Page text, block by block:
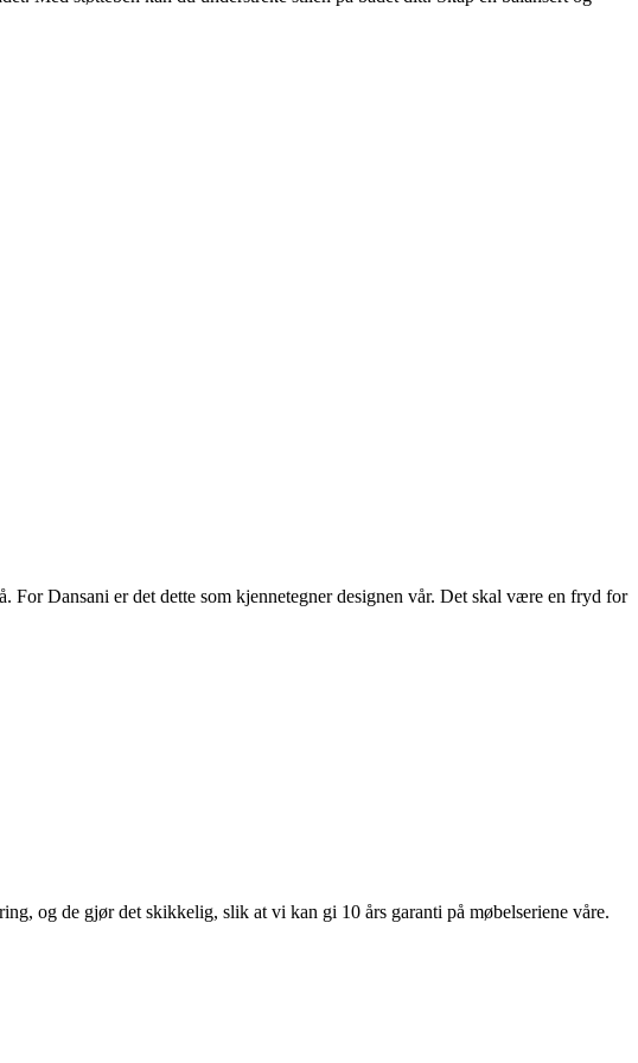
For Dansani er det dette som kjennetegner designen vår. Det skal være en fryd for
og de gjør det skikkelig, slik at vi kan gi 10 års garanti på møbelseriene våre.